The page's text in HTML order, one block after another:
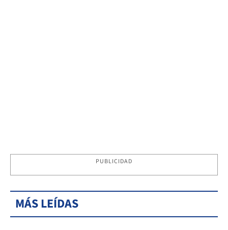
PUBLICIDAD
MÁS LEÍDAS